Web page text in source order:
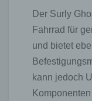
Der Surly
Fahrrad für
und bietet
kann jedoch